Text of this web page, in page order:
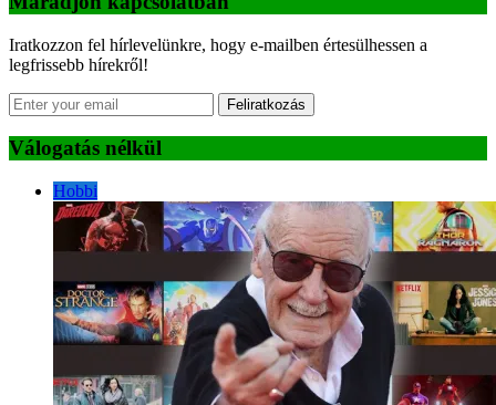
Iratkozzon fel hírlevelünkre, hogy e-mailben értesülhessen a
legfrissebb hírekről!
Feliratkozás
Válogatás nélkül
Hobbi